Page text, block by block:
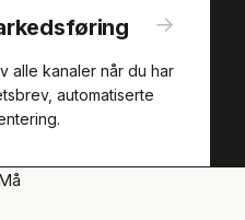
→
alle kanaler når du har
automatiserte